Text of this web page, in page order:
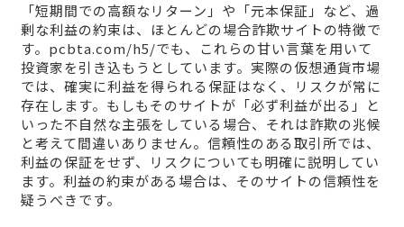
「短期間での高額なリターン」や「元本保証」など、過
剰な利益の約束は、ほとんどの場合詐欺サイトの特徴で
す。pcbta.com/h5/でも、これらの甘い言葉を用いて
投資家を引き込もうとしています。実際の仮想通貨市場
では、確実に利益を得られる保証はなく、リスクが常に
存在します。もしもそのサイトが「必ず利益が出る」と
いった不自然な主張をしている場合、それは詐欺の兆候
と考えて間違いありません。信頼性のある取引所では、
利益の保証をせず、リスクについても明確に説明してい
ます。利益の約束がある場合は、そのサイトの信頼性を
疑うべきです。